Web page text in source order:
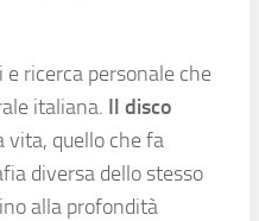
ricerca personale che
italiana. Il disco
vita, quello che fa
diversa dello stesso
alla profondità